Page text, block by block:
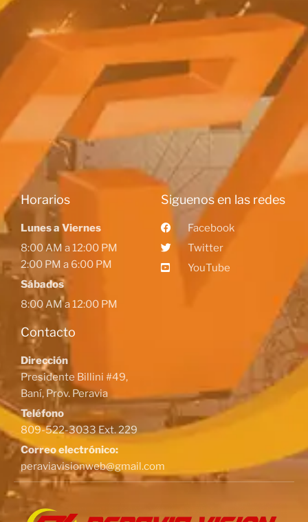
Horarios
Lunes a Viernes
8:00 AM a 12:00 PM
2:00 PM a 6:00 PM
Sábados
8:00 AM a 12:00 PM
Contacto
Dirección
Presidente Billini #49,
Baní, Prov. Peravia
Teléfono
809-522-3033 Ext. 229
Correo electrónico:
peraviavisionweb@gmail.com
Siguenos en las redes
Facebook
Twitter
YouTube